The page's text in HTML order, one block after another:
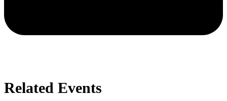
Related Events